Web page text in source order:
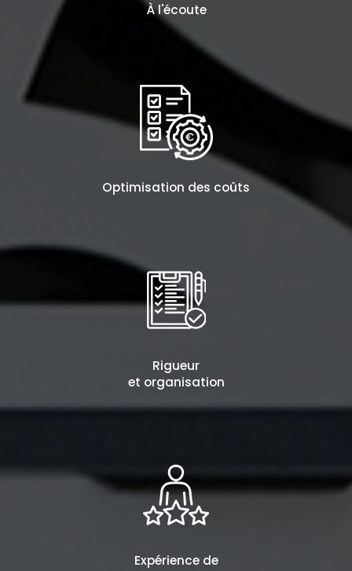
À l'écoute
Optimisation des coûts
Rigueur
et organisation
Expérience de